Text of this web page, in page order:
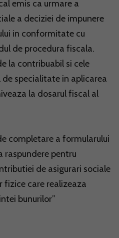
emis ca urmare a
a deciziei de impunere
in conformitate cu
de procedura fiscala.
la contribuabil si cele
specialitate in aplicarea
la dosarul fiscal al
completare a formularului
raspundere pentru
de asigurari sociale
fizice care realizeaza
bunurilor”